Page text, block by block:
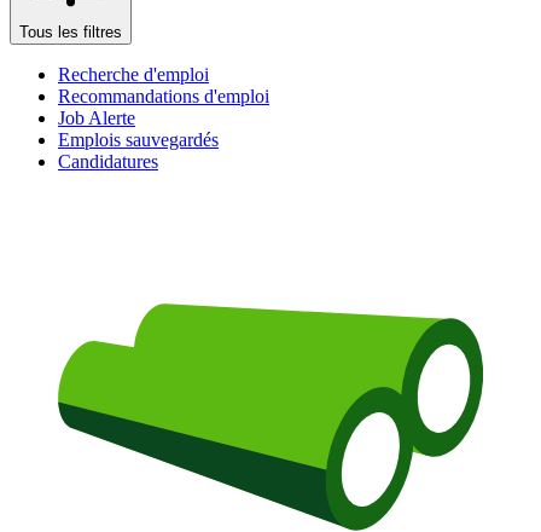
Tous les filtres
Recherche d'emploi
Recommandations d'emploi
Job Alerte
Emplois sauvegardés
Candidatures